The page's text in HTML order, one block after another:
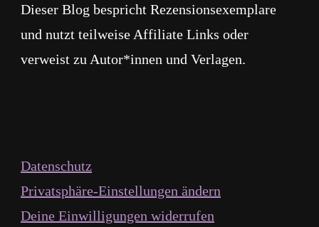
Dieser Blog bespricht Rezensionsexemplare
und nutzt teilweise Affiliate Links oder
verweist zu Autor*innen und Verlagen.
Datenschutz
Privatsphäre-Einstellungen ändern
Deine Einwilligungen widerrufen